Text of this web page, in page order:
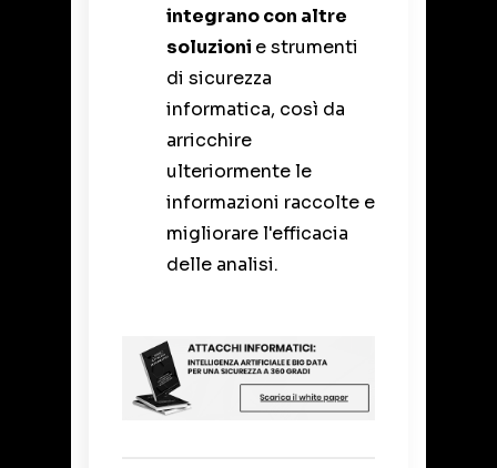
integrano con altre
soluzioni e strumenti
di sicurezza
informatica, così da
arricchire
ulteriormente le
informazioni raccolte e
migliorare l'efficacia
delle analisi.